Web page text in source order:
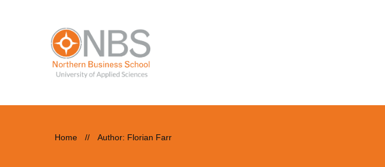
Home // Author: Florian Farr